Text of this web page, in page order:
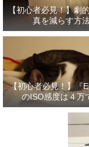
【初心者必見！】劇
真を減らす方法
【初心者必見！】『
のISO感度は４万